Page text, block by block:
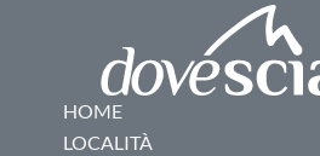
HOME
LOCALITÀ